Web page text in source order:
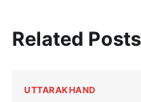
Related Posts
UTTARAKHAND